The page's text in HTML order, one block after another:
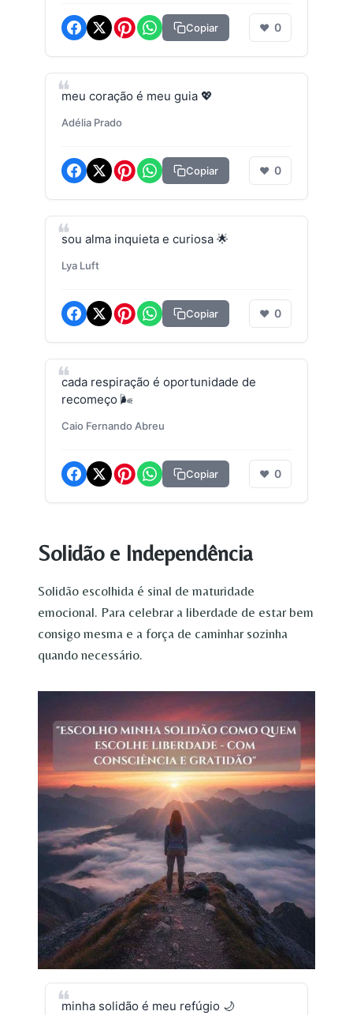
Copiar ❤ 0
meu coração é meu guia 💖
Adélia Prado
Copiar ❤ 0
sou alma inquieta e curiosa 🌟
Lya Luft
Copiar ❤ 0
cada respiração é oportunidade de
recomeço 🌬️
Caio Fernando Abreu
Copiar ❤ 0
Solidão e Independência
Solidão escolhida é sinal de maturidade
emocional. Para celebrar a liberdade de estar bem
consigo mesma e a força de caminhar sozinha
quando necessário.
minha solidão é meu refúgio 🌙